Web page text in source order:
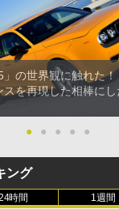
の世界観に触れた
を再現した相棒に
● ● ● ● ●
ング
時間 1週間